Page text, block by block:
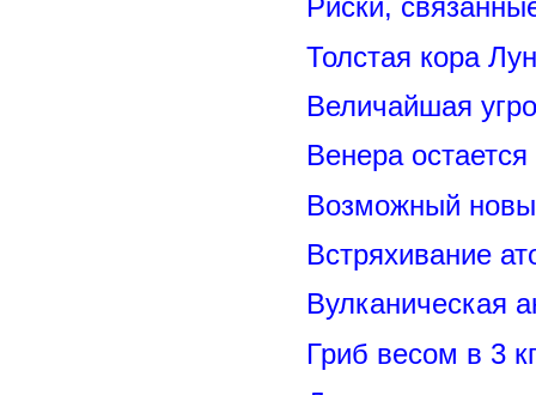
Риски,
Толстая кора
Величайшая
Венера
Возможный
Встряхивание
Вулканическая
Гриб весом в 3